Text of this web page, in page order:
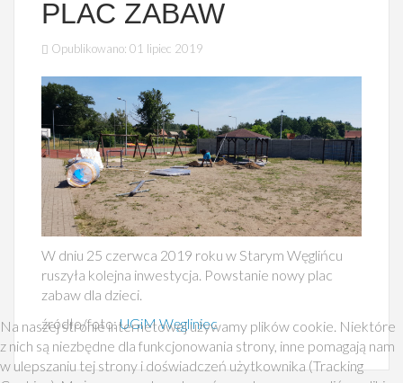
PLAC ZABAW
Opublikowano: 01 lipiec 2019
W dniu 25 czerwca 2019 roku w Starym Węglińcu
ruszyła kolejna inwestycja. Powstanie nowy plac
zabaw dla dzieci.
źródło/foto:UGiM Węgliniec
Na naszej stronie internetowej używamy plików cookie. Niektóre
z nich są niezbędne dla funkcjonowania strony, inne pomagają nam
w ulepszaniu tej strony i doświadczeń użytkownika (Tracking